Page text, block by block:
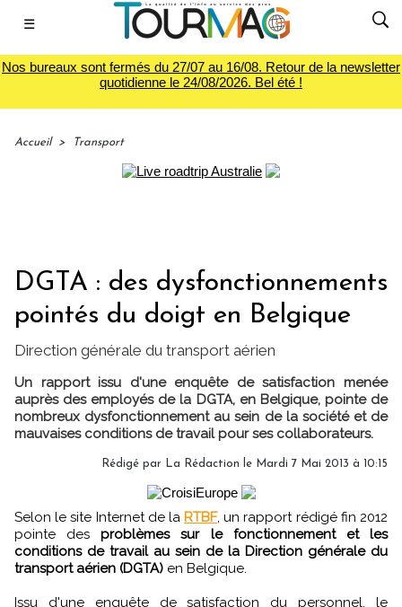
☰
Nos bureaux sont fermés du 27/07 au 16/08. Retour de la newsletter
quotidienne le 24/08/2026. Bel été !
Accueil > Transport
DGTA : des dysfonctionnements
pointés du doigt en Belgique
Direction générale du transport aérien
Un rapport issu d'une enquête de satisfaction menée
auprès des employés de la DGTA, en Belgique, pointe de
nombreux dysfonctionnement au sein de la société et de
mauvaises conditions de travail pour ses collaborateurs.
Rédigé par La Rédaction le Mardi 7 Mai 2013 à 10:15
Selon le site Internet de la RTBF, un rapport rédigé fin 2012
pointe desproblèmes sur le fonctionnement et les
conditions de travail au sein de la Direction générale du
transport aérien (DGTA) en Belgique.
Issu d'une enquête de satisfaction du personnel, le